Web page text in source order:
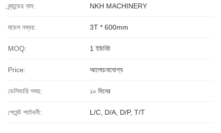
ব্র্যান্ডের নাম: NKH MACHINERY
মডেল নম্বর: 3T * 600mm
MOQ: 1 ইউনিট
Price: আলোচনাযোগ্য
ডেলিভারি সময়: ১০ দিনের
পেমেন্ট শর্তাবলী: L/C, D/A, D/P, T/T